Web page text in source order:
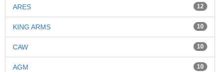
ARES 12
KING ARMS 10
CAW 10
AGM 10